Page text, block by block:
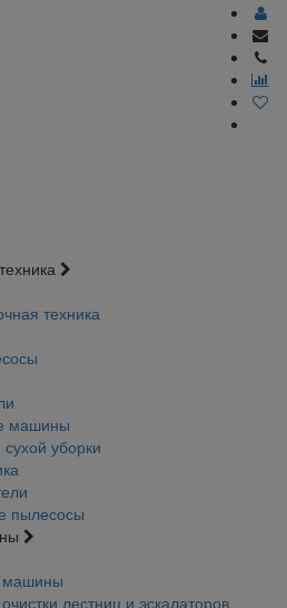
техника
машины
уборки
пылесосы
машины
лестниц и эскалаторов